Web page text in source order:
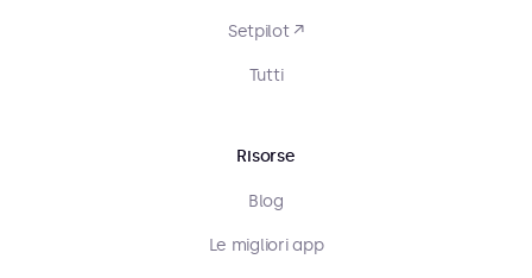
Setpilot ↗
Tutti
Risorse
Blog
Le migliori app